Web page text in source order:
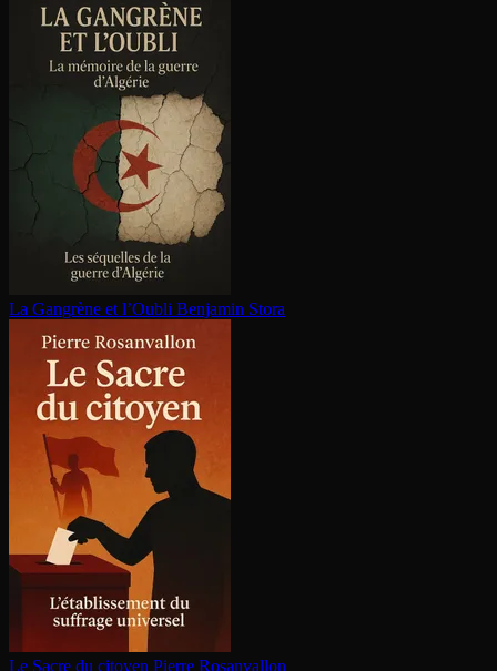
La Gangrène et l’Oubli Benjamin Stora
Le Sacre du citoyen Pierre Rosanvallon